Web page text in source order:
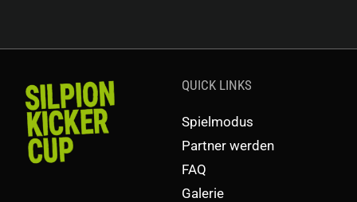
QUICK LINKS
Spielmodus
Partner werden
FAQ
Galerie